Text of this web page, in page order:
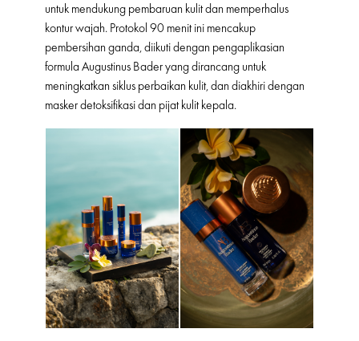
untuk mendukung pembaruan kulit dan memperhalus
kontur wajah. Protokol 90 menit ini mencakup
pembersihan ganda, diikuti dengan pengaplikasian
formula Augustinus Bader yang dirancang untuk
meningkatkan siklus perbaikan kulit, dan diakhiri dengan
masker detoksifikasi dan pijat kulit kepala.